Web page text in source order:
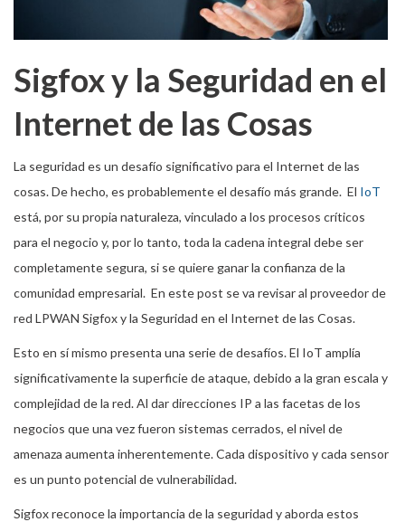
Sigfox y la Seguridad en el
Internet de las Cosas
La seguridad es un desafío significativo para el Internet de las
cosas. De hecho, es probablemente el desafío más grande. El IoT
está, por su propia naturaleza, vinculado a los procesos críticos
para el negocio y, por lo tanto, toda la cadena integral debe ser
completamente segura, si se quiere ganar la confianza de la
comunidad empresarial. En este post se va revisar al proveedor de
red LPWAN Sigfox y la Seguridad en el Internet de las Cosas.
Esto en sí mismo presenta una serie de desafíos. El IoT amplía
significativamente la superficie de ataque, debido a la gran escala y
complejidad de la red. Al dar direcciones IP a las facetas de los
negocios que una vez fueron sistemas cerrados, el nivel de
amenaza aumenta inherentemente. Cada dispositivo y cada sensor
es un punto potencial de vulnerabilidad.
Sigfox reconoce la importancia de la seguridad y aborda estos